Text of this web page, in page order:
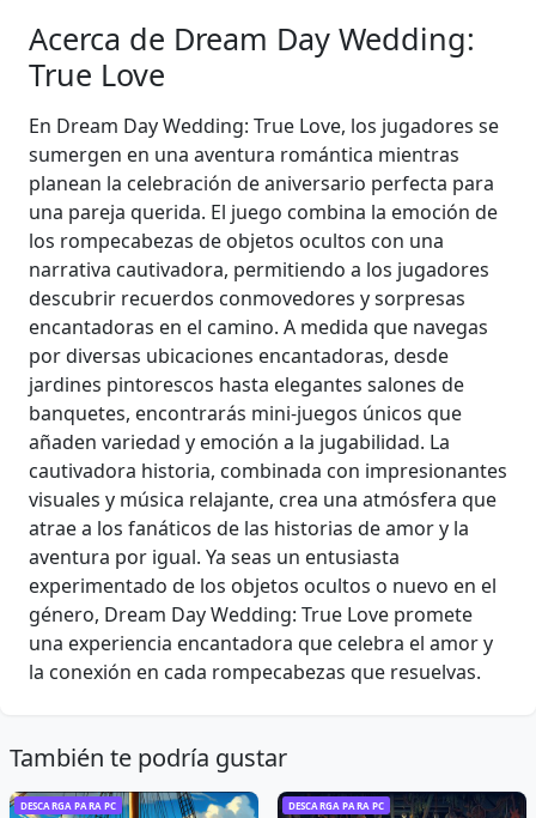
Acerca de Dream Day Wedding:
True Love
En Dream Day Wedding: True Love, los jugadores se
sumergen en una aventura romántica mientras
planean la celebración de aniversario perfecta para
una pareja querida. El juego combina la emoción de
los rompecabezas de objetos ocultos con una
narrativa cautivadora, permitiendo a los jugadores
descubrir recuerdos conmovedores y sorpresas
encantadoras en el camino. A medida que navegas
por diversas ubicaciones encantadoras, desde
jardines pintorescos hasta elegantes salones de
banquetes, encontrarás mini-juegos únicos que
añaden variedad y emoción a la jugabilidad. La
cautivadora historia, combinada con impresionantes
visuales y música relajante, crea una atmósfera que
atrae a los fanáticos de las historias de amor y la
aventura por igual. Ya seas un entusiasta
experimentado de los objetos ocultos o nuevo en el
género, Dream Day Wedding: True Love promete
una experiencia encantadora que celebra el amor y
la conexión en cada rompecabezas que resuelvas.
También te podría gustar
DESCARGA PARA PC DESCARGA PARA PC